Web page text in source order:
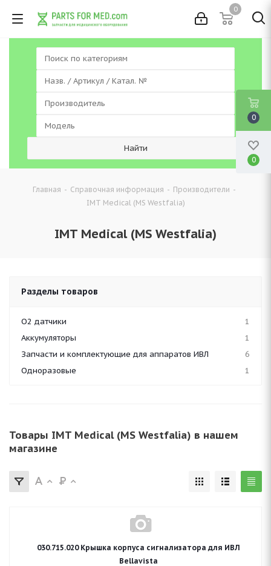
0
Главная - Справочная информация - Производители -
IMT Medical (MS Westfalia)
IMT Medical (MS Westfalia)
Разделы товаров
O2 датчики
1
Аккумуляторы
1
Запчасти и комплектующие для аппаратов ИВЛ
6
Одноразовые
1
Товары IMT Medical (MS Westfalia) в нашем
магазине
030.715.020 Крышка корпуса сигнализатора для ИВЛ
Bellavista
0
0